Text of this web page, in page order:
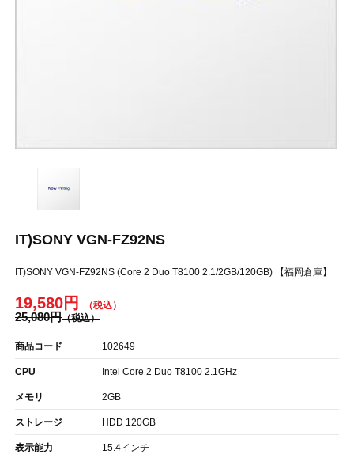
IT)SONY VGN-FZ92NS
IT)SONY VGN-FZ92NS (Core 2 Duo T8100 2.1/2GB/120GB) 【福岡倉庫】
19,580円
25,080円
商品コード 102649
CPU Intel Core 2 Duo T8100 2.1GHz
メモリ 2GB
ストレージ HDD 120GB
表示能力 15.4インチ